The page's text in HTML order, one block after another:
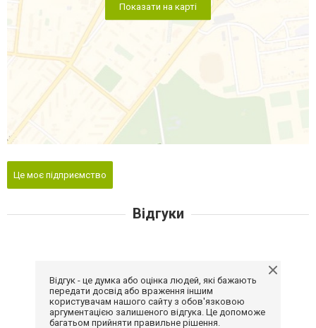
Показати на карті
Це моє підприємство
Відгуки
Відгук - це думка або оцінка людей, які бажають
передати досвід або враження іншим
користувачам нашого сайту з обов'язковою
аргументацією залишеного відгука. Це допоможе
багатьом прийняти правильне рішення.